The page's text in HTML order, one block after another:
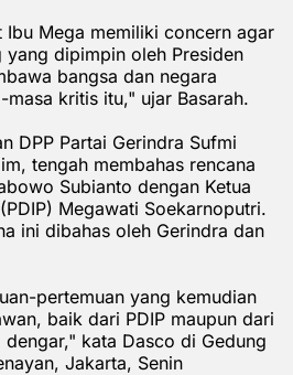
Mega memiliki concern agar
yang dipimpin oleh Presiden
bangsa dan negara
masa kritis itu," ujar Basarah.
DPP Partai Gerindra Sufmi
tengah membahas rencana
Subianto dengan Ketua
Megawati Soekarnoputri.
ini dibahas oleh Gerindra dan
pertemuan yang kemudian
baik dari PDIP maupun dari
kata Dasco di Gedung
Jakarta, Senin